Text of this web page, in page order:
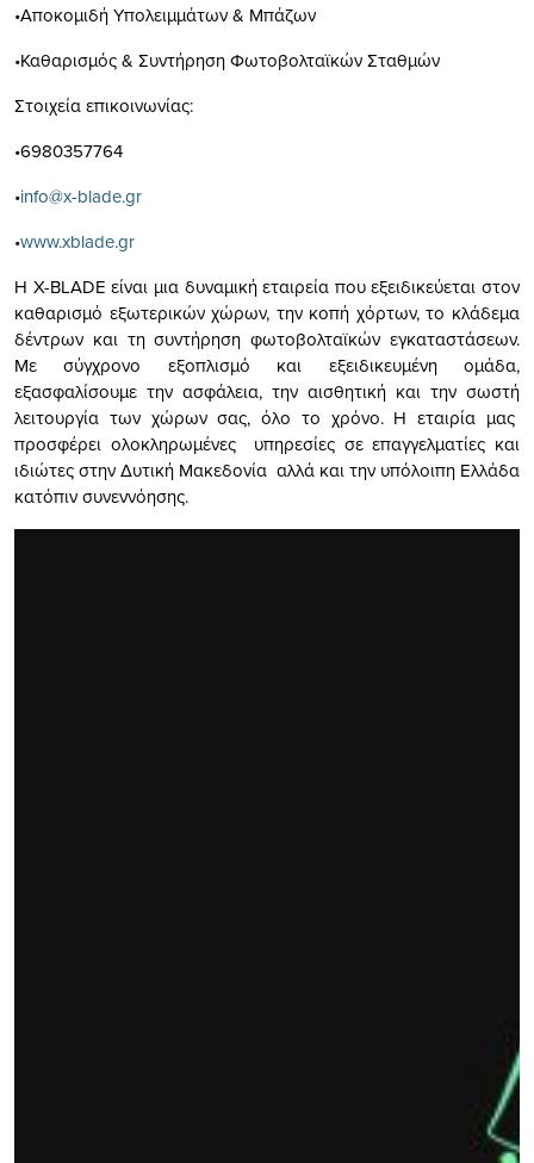
•Αποκομιδή Υπολειμμάτων & Μπάζων
•Καθαρισμός & Συντήρηση Φωτοβολταϊκών Σταθμών
Στοιχεία επικοινωνίας:
•6980357764
•info@x-blade.gr
•www.xblade.gr
Η X-BLADE είναι μια δυναμική εταιρεία που εξειδικεύεται στον
καθαρισμό εξωτερικών χώρων, την κοπή χόρτων, το κλάδεμα
δέντρων και τη συντήρηση φωτοβολταϊκών εγκαταστάσεων.
Με σύγχρονο εξοπλισμό και εξειδικευμένη ομάδα,
εξασφαλίσουμε την ασφάλεια, την αισθητική και την σωστή
λειτουργία των χώρων σας, όλο το χρόνο. Η εταιρία μας
προσφέρει ολοκληρωμένες υπηρεσίες σε επαγγελματίες και
ιδιώτες στην Δυτική Μακεδονία αλλά και την υπόλοιπη Ελλάδα
κατόπιν συνεννόησης.